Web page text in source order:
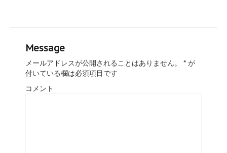
Message
メールアドレスが公開されることはありません。 * が
付いている欄は必須項目です
コメント